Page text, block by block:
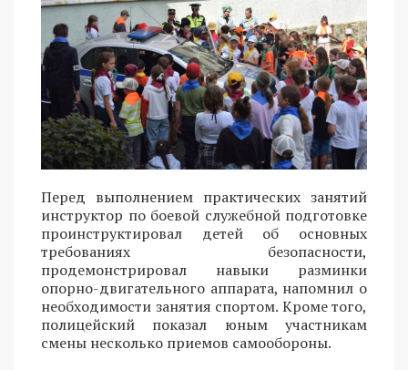
Перед выполнением практических занятий
инструктор по боевой служебной подготовке
проинструктировал детей об основных
требованиях безопасности,
продемонстрировал навыки разминки
опорно-двигательного аппарата, напомнил о
необходимости занятия спортом. Кроме того,
полицейский показал юным участникам
смены несколько приемов самообороны.